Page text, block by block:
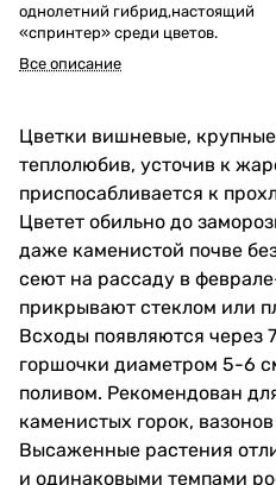
однолетний гибрид,настоящий
«спринтер» среди цветов.
Все описание
Цветки вишневые,
теплолюбив, усточив к
приспосабливается к
Цветет обильно до
даже каменистой почве
сеют на рассаду в
прикрывают стеклом или
Всходы появляются через
горшочки диаметром 5-6
поливом. Рекомендован
каменистых горок,
Высаженные растения
и одинаковыми темпами